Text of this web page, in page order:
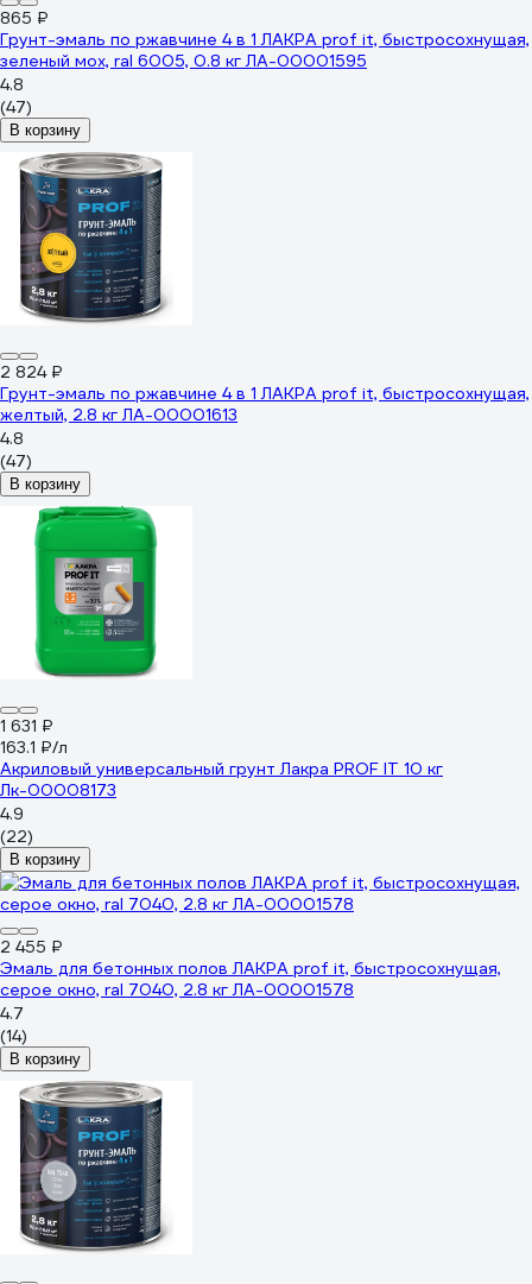
865 ₽
Грунт-эмаль по ржавчине 4 в 1 ЛАКРА prof it, быстросохнущая,
зеленый мох, ral 6005, 0.8 кг ЛА-00001595
4.8
(47)
В корзину
2 824 ₽
Грунт-эмаль по ржавчине 4 в 1 ЛАКРА prof it, быстросохнущая,
желтый, 2.8 кг ЛА-00001613
4.8
(47)
В корзину
1 631 ₽
163.1 ₽/л
Акриловый универсальный грунт Лакра PROF IT 10 кг
Лк-00008173
4.9
(22)
В корзину
2 455 ₽
Эмаль для бетонных полов ЛАКРА prof it, быстросохнущая,
серое окно, ral 7040, 2.8 кг ЛА-00001578
4.7
(14)
В корзину